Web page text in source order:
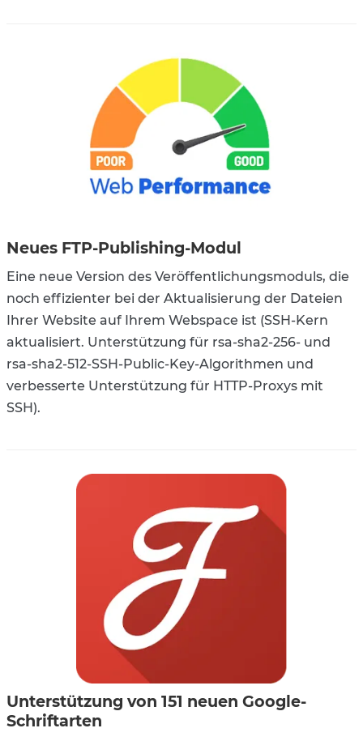
Neues FTP-Publishing-Modul
Eine neue Version des Veröffentlichungsmoduls, die
noch effizienter bei der Aktualisierung der Dateien
Ihrer Website auf Ihrem Webspace ist (SSH-Kern
aktualisiert. Unterstützung für rsa-sha2-256- und
rsa-sha2-512-SSH-Public-Key-Algorithmen und
verbesserte Unterstützung für HTTP-Proxys mit
SSH).
Unterstützung von 151 neuen Google-
Schriftarten